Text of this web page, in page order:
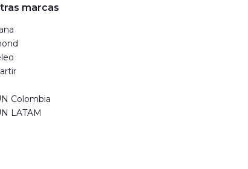
marcas
Colombia
LATAM